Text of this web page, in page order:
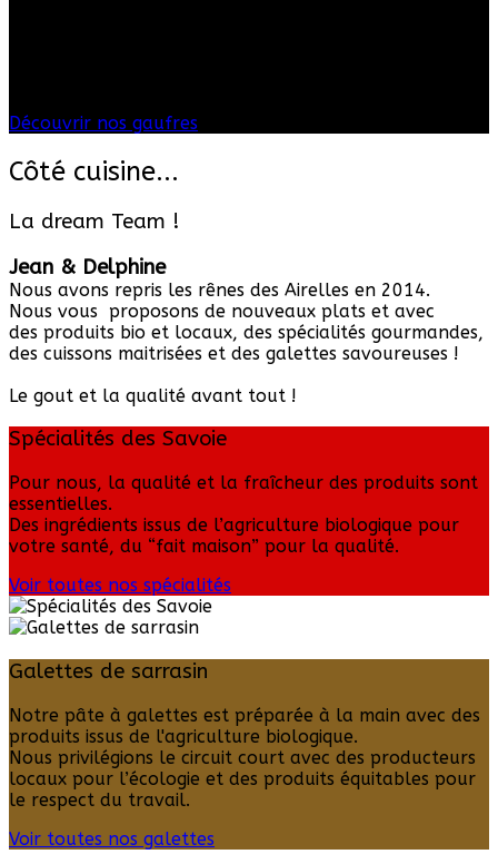
Découvrir nos gaufres
Côté cuisine...
La dream Team !
Jean & Delphine
Nous avons repris les rênes des Airelles en 2014.
Nous vous proposons de nouveaux plats et avec
des produits bio et locaux, des spécialités gourmandes,
des cuissons maitrisées et des galettes savoureuses !
Le gout et la qualité avant tout !
Spécialités des Savoie
Pour nous, la qualité et la fraîcheur des produits sont
essentielles.
Des ingrédients issus de l’agriculture biologique pour
votre santé, du “fait maison” pour la qualité.
Voir toutes nos spécialités
Galettes de sarrasin
Notre pâte à galettes est préparée à la main avec des
produits issus de l'agriculture biologique.
Nous privilégions le circuit court avec des producteurs
locaux pour l’écologie et des produits équitables pour
le respect du travail.
Voir toutes nos galettes